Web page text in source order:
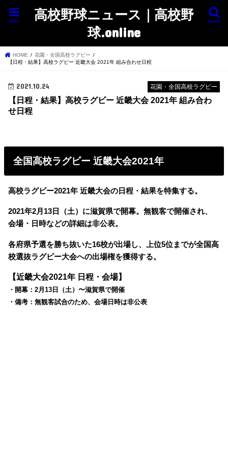
高校野球ニュース｜高校野
球.online
search
menu
HOME
花園・全国高校ラグビー
【日程・結果】高校ラグビー 近畿大会 2021年 組み合わせ日程
花園・全国高校ラグビー
2021.10.24
【日程・結果】高校ラグビー 近畿大会 2021年 組み合わ
せ日程
全国高校ラグビー 近畿大会2021年
高校ラグビー2021年 近畿大会の日程・結果を特集する。
2021年2月13日（土）に滋賀県で開幕。無観客で開催され、
会場・日時などの詳細は非公表。
各府県予選を勝ち抜いた16校が出場し、上位5位までが全国高
校選抜ラグビー大会への出場権を獲得する。
【近畿大会2021年 日程・会場】
・開幕：2月13日（土）〜滋賀県で開催
・備考：無観客試合のため、会場日時は非公表